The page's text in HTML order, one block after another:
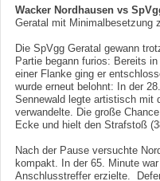
Wacker Nordhausen vs
Geratal mit Minimalbesetzung
Die SpVgg Geratal gewann
Partie begann furios: Bereits
einer Flanke ging er
wurde erneut belohnt: In der
Sennewald legte artistisch mit
verwandelte. Die große
Ecke und hielt den Strafstoß
Nach der Pause versuchte
kompakt. In der 65. Minute
Anschlusstreffer erzielte.